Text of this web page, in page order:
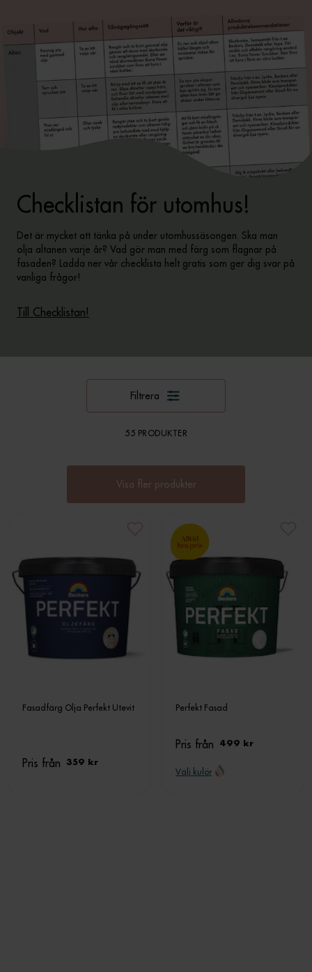
Checklistan för utomhus!
Det är mycket att tänka på under utomhussäsongen. Ska man
olja altanen varje år? Vad gör man med färg som flagnar på
fasaden? Ladda ner vår checklista helt gratis som ger dig svar på
vanliga frågor!
Till Checklistan!
Filtrera
55 PRODUKTER
Visa fler produkter
Fasadfärg Olja Perfekt Utevit
Pris från 359 kr
Perfekt Fasad
Pris från 499 kr
Välj kulör